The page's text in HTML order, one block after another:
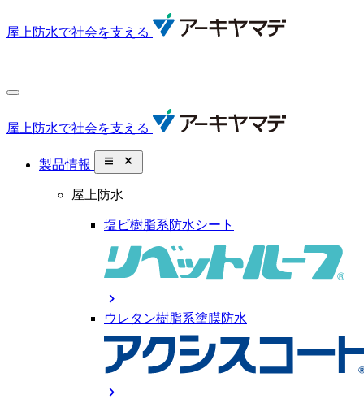
屋上防水で社会を支える
屋上防水で社会を支える
製品情報 close_small
屋上防水
塩ビ樹脂系防水シート
chevron_right
ウレタン樹脂系塗膜防水
chevron_right